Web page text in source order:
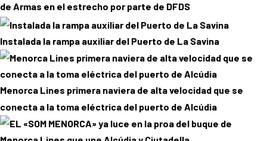
de Armas en el estrecho por parte de DFDS
Instalada la rampa auxiliar del Puerto de La Savina
Menorca Lines primera naviera de alta velocidad que se
conecta a la toma eléctrica del puerto de Alcúdia